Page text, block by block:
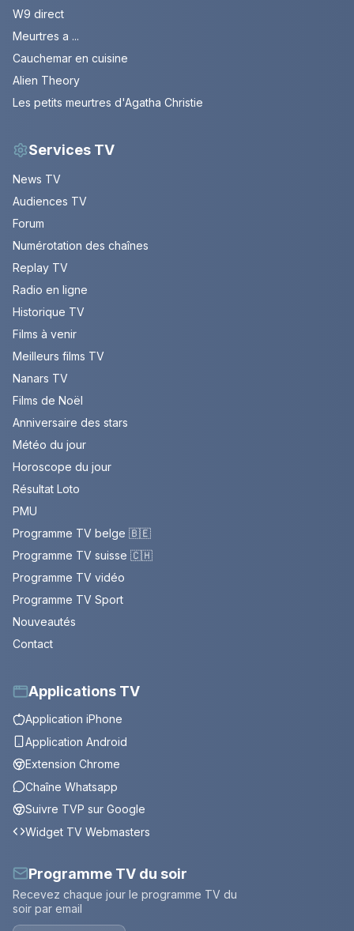
W9 direct
Meurtres a ...
Cauchemar en cuisine
Alien Theory
Les petits meurtres d'Agatha Christie
Services TV
News TV
Audiences TV
Forum
Numérotation des chaînes
Replay TV
Radio en ligne
Historique TV
Films à venir
Meilleurs films TV
Nanars TV
Films de Noël
Anniversaire des stars
Météo du jour
Horoscope du jour
Résultat Loto
PMU
Programme TV belge 🇧🇪
Programme TV suisse 🇨🇭
Programme TV vidéo
Programme TV Sport
Nouveautés
Contact
Applications TV
Application iPhone
Application Android
Extension Chrome
Chaîne Whatsapp
Suivre TVP sur Google
Widget TV Webmasters
Programme TV du soir
Recevez chaque jour le programme TV du
soir par email